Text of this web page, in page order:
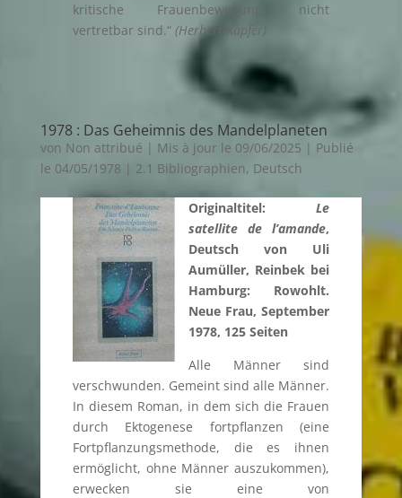
kritische Frauenbewegung, nicht
vertretbar sind.“ (Herbert Kapfer)
1978 : Das Geheimnis des Mandelplaneten
von Non attribué | Mis à jour le 09/06/2025 | Publié
le 04/05/1978 | 2.1 Bibliographien, Deutsch
Originaltitel: Le
satellite de l’amande,
Deutsch von Uli
Aumüller, Reinbek bei
Hamburg: Rowohlt.
Neue Frau, September
1978, 125 Seiten
Alle Männer sind
verschwunden. Gemeint sind alle Männer.
In diesem Roman, in dem sich die Frauen
durch Ektogenese fortpflanzen (eine
Fortpflanzungsmethode, die es ihnen
ermöglicht, ohne Männer auszukommen),
erwecken sie eine von